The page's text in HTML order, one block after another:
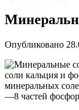
Опубликовано
соли кальция и
минеральных
—8 частей